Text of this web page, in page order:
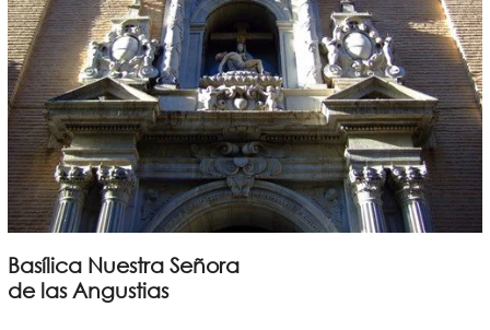
Basílica Nuestra Señora
de las Angustias